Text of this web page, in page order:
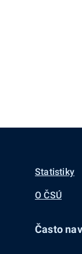
Statistiky
O ČSÚ
Často